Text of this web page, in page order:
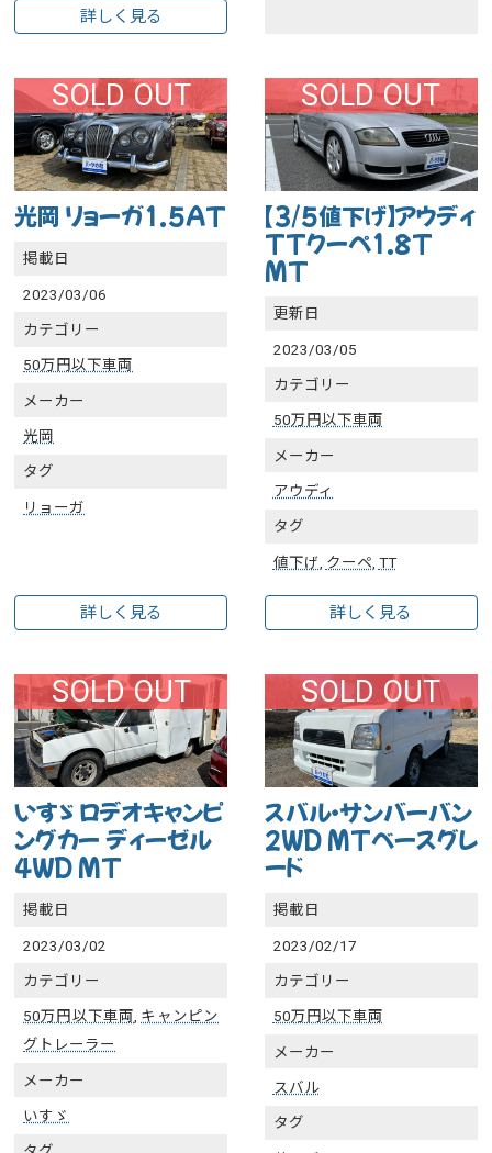
詳しく見る
SOLD OUT
光岡 リョーガ1.5AT
掲載日
2023/03/06
カテゴリー
50万円以下車両
メーカー
光岡
タグ
リョーガ
詳しく見る
SOLD OUT
【3/5値下げ】アウディ
TTクーペ1.8T
MT
更新日
2023/03/05
カテゴリー
50万円以下車両
メーカー
アウディ
タグ
値下げ クーペ TT
詳しく見る
SOLD OUT
いすゞ ロデオキャンピ
ングカー ディーゼル
4WD MT
掲載日
2023/03/02
カテゴリー
50万円以下車両, キャンピン
グトレーラー
メーカー
いすゞ
SOLD OUT
スバル・サンバーバン
2WD MTベースグレ
ード
掲載日
2023/02/17
カテゴリー
50万円以下車両
メーカー
スバル
タグ